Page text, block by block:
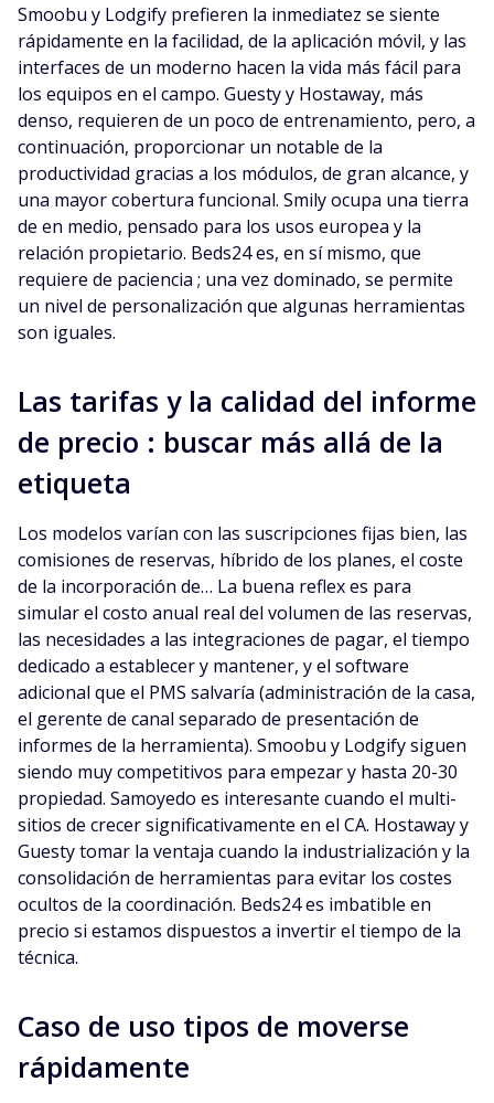
Smoobu y Lodgify prefieren la inmediatez se siente
rápidamente en la facilidad, de la aplicación móvil, y las
interfaces de un moderno hacen la vida más fácil para
los equipos en el campo. Guesty y Hostaway, más
denso, requieren de un poco de entrenamiento, pero, a
continuación, proporcionar un notable de la
productividad gracias a los módulos, de gran alcance, y
una mayor cobertura funcional. Smily ocupa una tierra
de en medio, pensado para los usos europea y la
relación propietario. Beds24 es, en sí mismo, que
requiere de paciencia ; una vez dominado, se permite
un nivel de personalización que algunas herramientas
son iguales.
Las tarifas y la calidad del informe
de precio : buscar más allá de la
etiqueta
Los modelos varían con las suscripciones fijas bien, las
comisiones de reservas, híbrido de los planes, el coste
de la incorporación de… La buena reflex es para
simular el costo anual real del volumen de las reservas,
las necesidades a las integraciones de pagar, el tiempo
dedicado a establecer y mantener, y el software
adicional que el PMS salvaría (administración de la casa,
el gerente de canal separado de presentación de
informes de la herramienta). Smoobu y Lodgify siguen
siendo muy competitivos para empezar y hasta 20-30
propiedad. Samoyedo es interesante cuando el multi-
sitios de crecer significativamente en el CA. Hostaway y
Guesty tomar la ventaja cuando la industrialización y la
consolidación de herramientas para evitar los costes
ocultos de la coordinación. Beds24 es imbatible en
precio si estamos dispuestos a invertir el tiempo de la
técnica.
Caso de uso tipos de moverse
rápidamente